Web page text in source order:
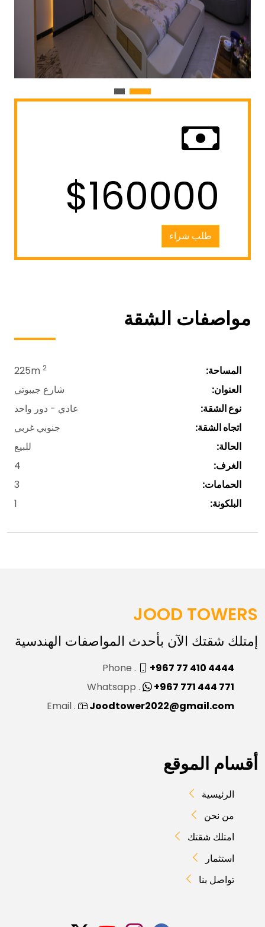
$160000
طلب شراء
مواصفات الشقة
المساحة: 225m 2
العنوان:
شارع جيبوتي
نوع الشقة:
عادي - دور واحد
اتجاه الشقة:
جنوبي غربي
الحالة:
للبيع
الغرف:
4
الحمامات:
3
البلكونة:
1
JOOD TOWERS
إمتلك شقتك الآن بأحدث المواصفات الهندسية
Phone .
+967 77 410 4444
Whatsapp .
+967 771 444 771
Email .
Joodtower2022@gmail.com
أقسام الموقع
الرئيسية
من نحن
امتلك شقتك
استثمار
تواصل بنا